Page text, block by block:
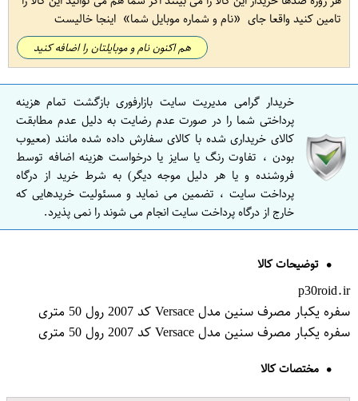
تامین کنید واقعا جای
نام و شماره موبایل شما اینجا خالیست
هم اکنون نام و موبایلتان را اضافه کنید
خریدار گرامی مدیریت سایت بازارفوری بازگشت تمام هزینه
پرداختی شما را در صورت عدم رضایت به دلیل عدم مطابقت
کالای خریداری شده با کالای سفارش داده شده مانند (معیوب
بودن ، تفاوت رنگ یا سایز یا درخواست هزینه اضافه توسط
فروشنده و یا هر دلیل موجه دیگر) به شرط خرید از درگاه
پرداخت سایت ، تضمین می نماید و مسئولیت خریدهایی که
خارج از درگاه پرداخت سایت انجام می شوند را نمی پذیرد.
توضیحات کالا
p30roid.ir
سفره یکبار مصرف سنین مدل Versace کد 2007 رول 50 متری
سفره یکبار مصرف سنین مدل Versace کد 2007 رول 50 متری
مختصات کالا